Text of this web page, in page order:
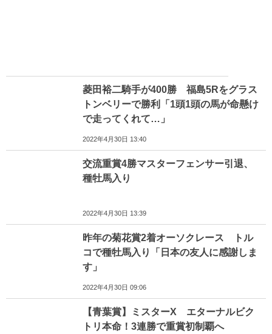
菱田裕二騎手が400勝 福島5Rをグラス
トンベリーで勝利「1頭1頭の馬が命懸け
で走ってくれて…」
2022年4月30日 13:40
交流重賞4勝マスターフェンサー引退、
種牡馬入り
2022年4月30日 13:39
昨年の菊花賞2着オーソクレース トル
コで種牡馬入り「日本の友人に感謝しま
す」
2022年4月30日 09:06
【青葉賞】ミスターX エターナルビク
トリ本命！3連勝で重賞初制覇へ